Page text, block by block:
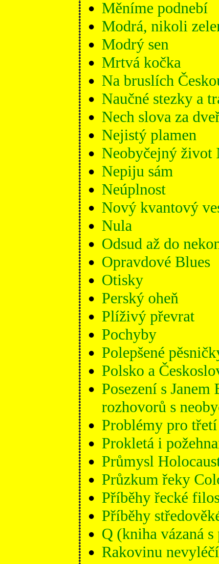
Měníme podnebí
Modrá, nikoli
Modrý sen
Mrtvá kočka
Na bruslích
Naučné stezky a
Nech slova za
Nejistý plamen
Neobyčejný život
Nepiju sám
Neúplnost
Nový kvantový
Nula
Odsud až do
Opravdové Blues
Otisky
Perský oheň
Plíživý převrat
Pochyby
Polepšené
Polsko a
Posezení s
rozhovorů s
Problémy pro
Prokletá i
Průmysl
Průzkum řeky
Příběhy řecké
Příběhy
Q (kniha vázaná
Rakovinu